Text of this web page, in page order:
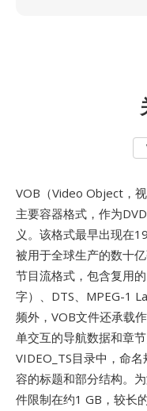
VOB（Video Object，
主要容器格式，作为
义。该格式最早出现在
被用于全球生产的数十
节目流格式，包含复用
字）、DTS、MPEG-1
频外，VOB文件还承载
单交互的导航数据和章
VIDEO_TS目录中，命
容的标题和部分结构。
件限制在约1 GB，较长